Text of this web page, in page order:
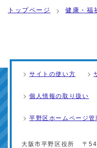
トップページ 健康・福
サイトの使い方
個人情報の取り扱い
平野区ホームページ管
大阪市平野区役所 〒